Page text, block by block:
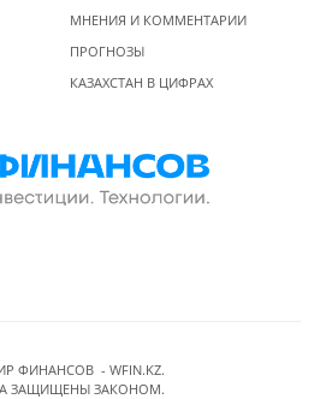
МНЕНИЯ И КОММЕНТАРИИ
ПРОГНОЗЫ
КАЗАХСТАН В ЦИФРАХ
ФИНАНСОВ - WFIN.KZ.
ЗАЩИЩЕНЫ ЗАКОНОМ.